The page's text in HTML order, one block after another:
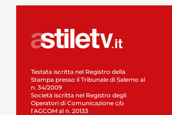
Testata iscritta nel Registro della
Stampa presso il Tribunale di Salerno al
n. 34/2009
Società iscritta nel Registro degli
Operatori di Comunicazione c/o
l’AGCOM al n. 20133